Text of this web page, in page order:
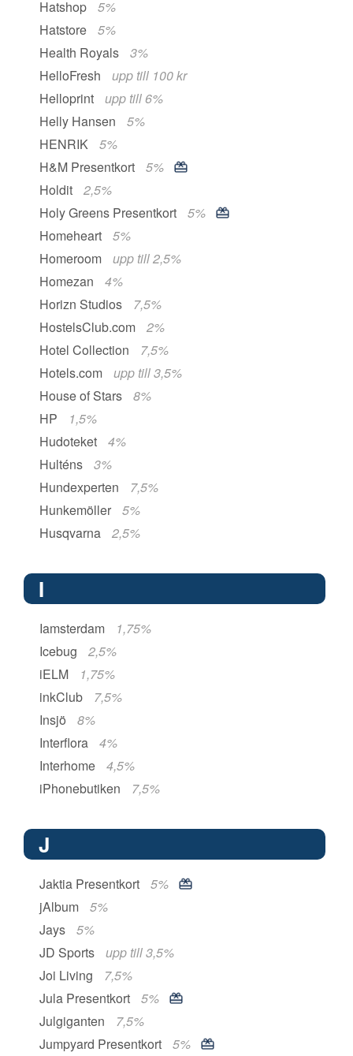
Hatshop
5%
Hatstore
5%
Health Royals
3%
HelloFresh
upp till 100 kr
Helloprint
upp till 6%
Helly Hansen
5%
HENRIK
5%
H&M Presentkort
5%
Holdit
2,5%
Holy Greens Presentkort
5%
Homeheart
5%
Homeroom
upp till 2,5%
Homezan
4%
Horizn Studios
7,5%
HostelsClub.com
2%
Hotel Collection
7,5%
Hotels.com
upp till 3,5%
House of Stars
8%
HP
1,5%
Hudoteket
4%
Hulténs
3%
Hundexperten
7,5%
Hunkemöller
5%
Husqvarna
2,5%
I
Iamsterdam
1,75%
Icebug
2,5%
iELM
1,75%
inkClub
7,5%
Insjö
8%
Interflora
4%
Interhome
4,5%
iPhonebutiken
7,5%
J
Jaktia Presentkort
5%
jAlbum
5%
Jays
5%
JD Sports
upp till 3,5%
Joi Living
7,5%
Jula Presentkort
5%
Julgiganten
7,5%
Jumpyard Presentkort
5%